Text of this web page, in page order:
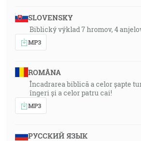
SLOVENSKY
Biblický výklad 7 hromov, 4
MP3
ROMÂNA
Încadrarea biblică a celor șapte
îngeri și a celor patru cai!
MP3
РУССКИЙ ЯЗЫК